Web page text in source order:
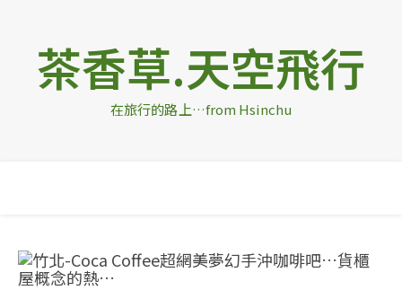
茶香草.天空飛行
在旅行的路上…from Hsinchu